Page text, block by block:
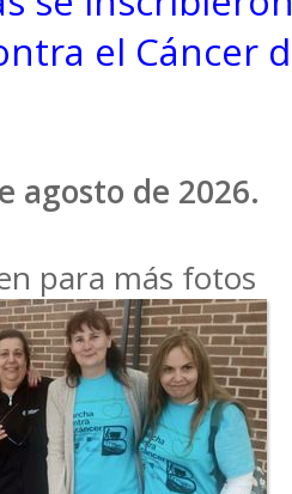
el Cáncer
agosto de 2026.
para más fotos